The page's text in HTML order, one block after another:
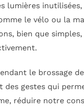
lumières
le vélo ou la
bien que
le brossage
des gestes qui
réduire notre